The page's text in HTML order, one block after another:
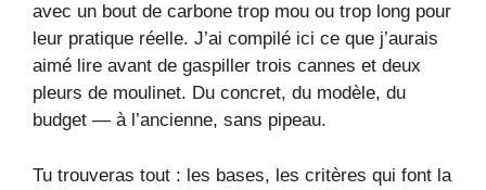
avec un bout de carbone trop mou ou trop long pour
leur pratique réelle. J’ai compilé ici ce que j’aurais
aimé lire avant de gaspiller trois cannes et deux
pleurs de moulinet. Du concret, du modèle, du
budget — à l’ancienne, sans pipeau.
Tu trouveras tout : les bases, les critères qui font la